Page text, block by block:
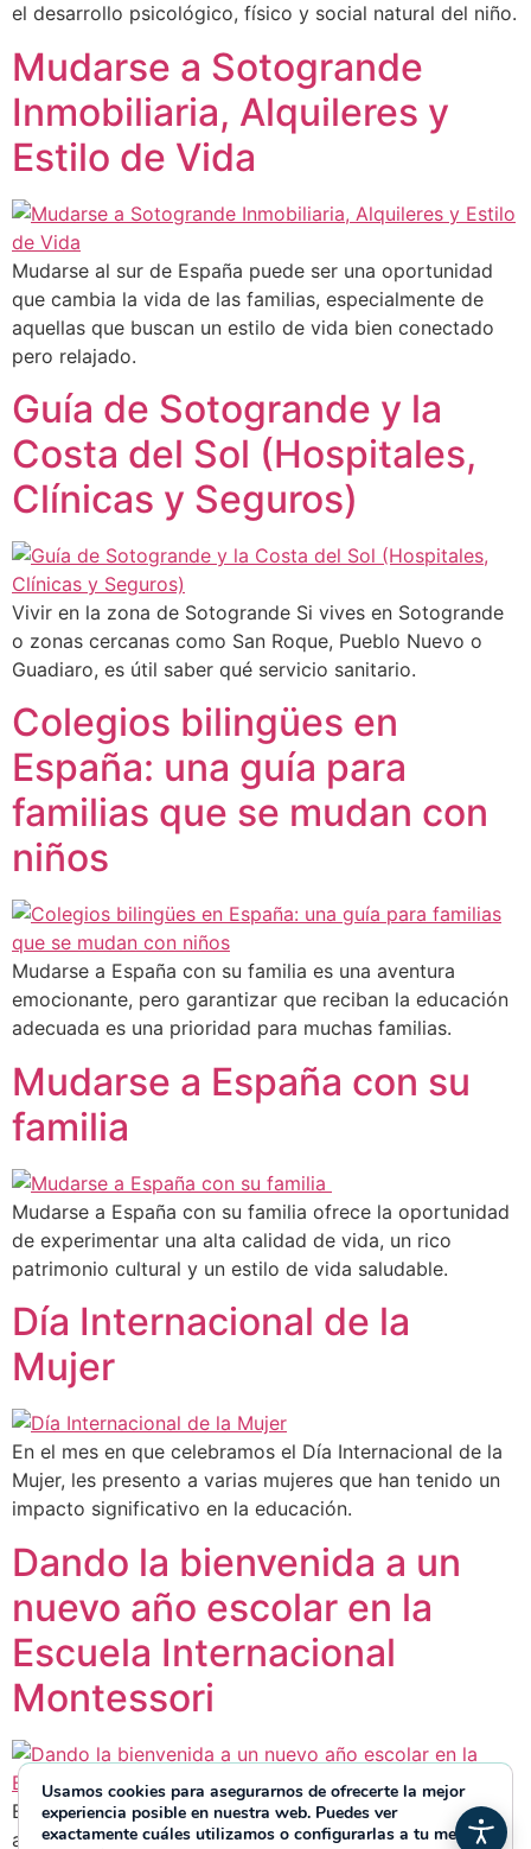
el desarrollo psicológico, físico y social natural del niño.
Mudarse a Sotogrande
Inmobiliaria, Alquileres y
Estilo de Vida
Mudarse al sur de España puede ser una oportunidad
que cambia la vida de las familias, especialmente de
aquellas que buscan un estilo de vida bien conectado
pero relajado.
Guía de Sotogrande y la
Costa del Sol (Hospitales,
Clínicas y Seguros)
Vivir en la zona de Sotogrande Si vives en Sotogrande
o zonas cercanas como San Roque, Pueblo Nuevo o
Guadiaro, es útil saber qué servicio sanitario.
Colegios bilingües en
España: una guía para
familias que se mudan con
niños
Mudarse a España con su familia es una aventura
emocionante, pero garantizar que reciban la educación
adecuada es una prioridad para muchas familias.
Mudarse a España con su
familia
Mudarse a España con su familia ofrece la oportunidad
de experimentar una alta calidad de vida, un rico
patrimonio cultural y un estilo de vida saludable.
Día Internacional de la
Mujer
En el mes en que celebramos el Día Internacional de la
Mujer, les presento a varias mujeres que han tenido un
impacto significativo en la educación.
Dando la bienvenida a un
nuevo año escolar en la
Escuela Internacional
Montessori
Es esa época del año nuevamente: la anticipación en el
aire es palpable, la energía rebosa y los pasillos de la
Usamos cookies para asegurarnos de ofrecerte la mejor
experiencia posible en nuestra web. Puedes ver
exactamente cuáles utilizamos o configurarlas a tu medida